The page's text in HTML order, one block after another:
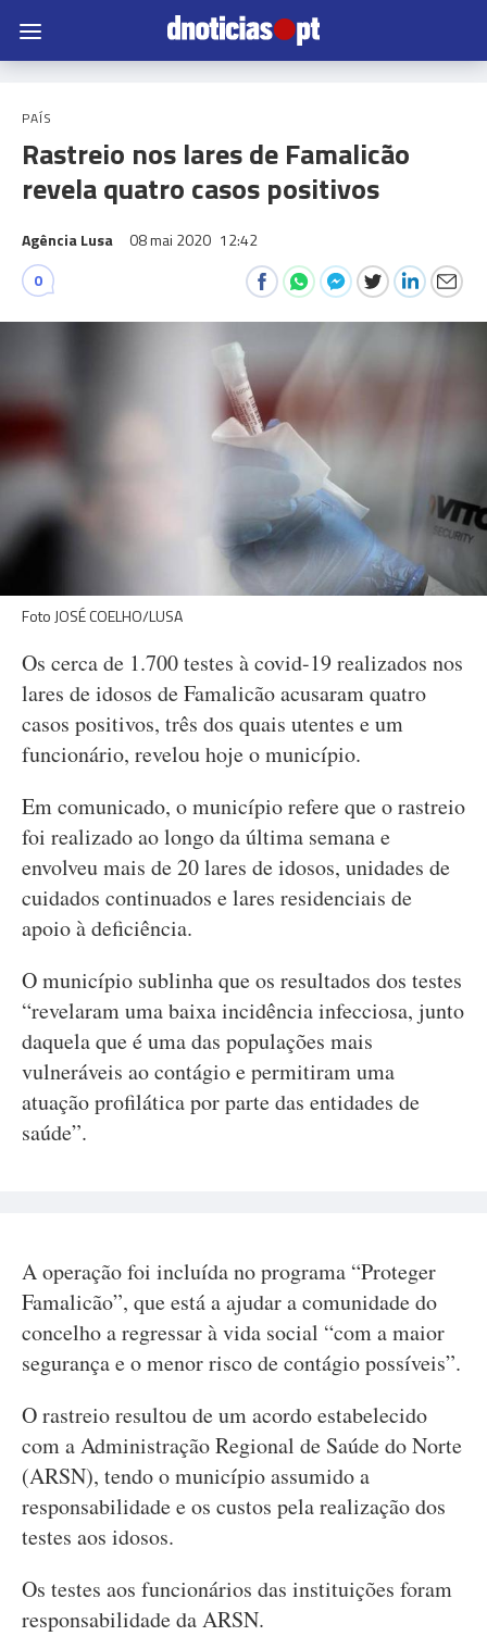
PAÍS
Rastreio nos lares de Famalicão
revela quatro casos positivos
Agência Lusa 08 mai 2020 12:42
0
Foto JOSÉ COELHO/LUSA
Os cerca de 1.700 testes à covid-19 realizados nos
lares de idosos de Famalicão acusaram quatro
casos positivos, três dos quais utentes e um
funcionário, revelou hoje o município.
Em comunicado, o município refere que o rastreio
foi realizado ao longo da última semana e
envolveu mais de 20 lares de idosos, unidades de
cuidados continuados e lares residenciais de
apoio à deficiência.
O município sublinha que os resultados dos testes
“revelaram uma baixa incidência infecciosa, junto
daquela que é uma das populações mais
vulneráveis ao contágio e permitiram uma
atuação profilática por parte das entidades de
saúde”.
A operação foi incluída no programa “Proteger
Famalicão”, que está a ajudar a comunidade do
concelho a regressar à vida social “com a maior
segurança e o menor risco de contágio possíveis”.
O rastreio resultou de um acordo estabelecido
com a Administração Regional de Saúde do Norte
(ARSN), tendo o município assumido a
responsabilidade e os custos pela realização dos
testes aos idosos.
Os testes aos funcionários das instituições foram
responsabilidade da ARSN.